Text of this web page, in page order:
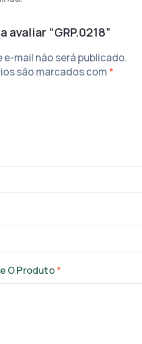
avaliar “GRP.0218”
e-mail não será publicado.
são marcados com*
O Produto*